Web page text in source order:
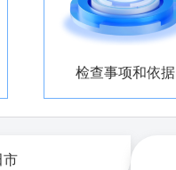
检查事项和依据
市